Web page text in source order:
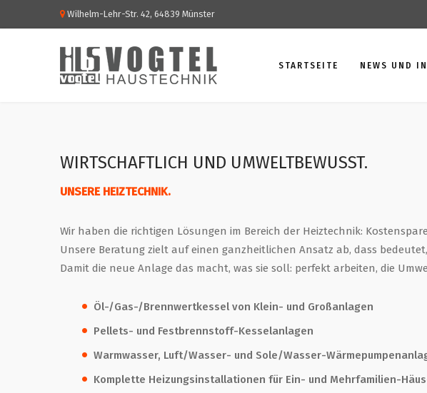
Wilhelm-Lehr-Str. 42, 64839 Münster
STARTSEITE NEWS UND
WIRTSCHAFTLICH UND UMWELTBEWUSST.
UNSERE HEIZTECHNIK.
Wir haben die richtigen Lösungen im Bereich der Heiztechnik:
Unsere Beratung zielt auf einen ganzheitlichen Ansatz ab, dass
Damit die neue Anlage das macht, was sie soll: perfekt arbeiten, die
Öl-/Gas-/Brennwertkessel von Klein- und Großanlagen
Pellets- und Festbrennstoff-Kesselanlagen
Warmwasser, Luft/Wasser- und Sole/Wasser-
Komplette Heizungsinstallationen für Ein- und Mehrfamilien-